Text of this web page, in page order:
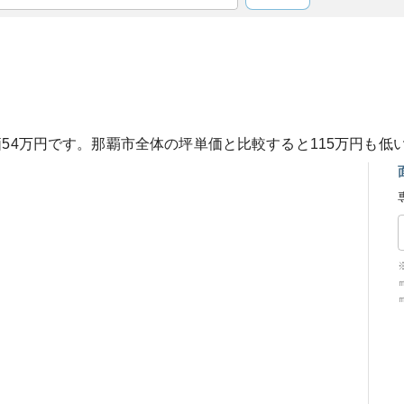
54万円です。那覇市全体の坪単価と比較すると 115万円も低